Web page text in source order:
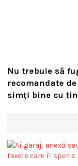
Nu trebuie să
recomandate
simți bine cu